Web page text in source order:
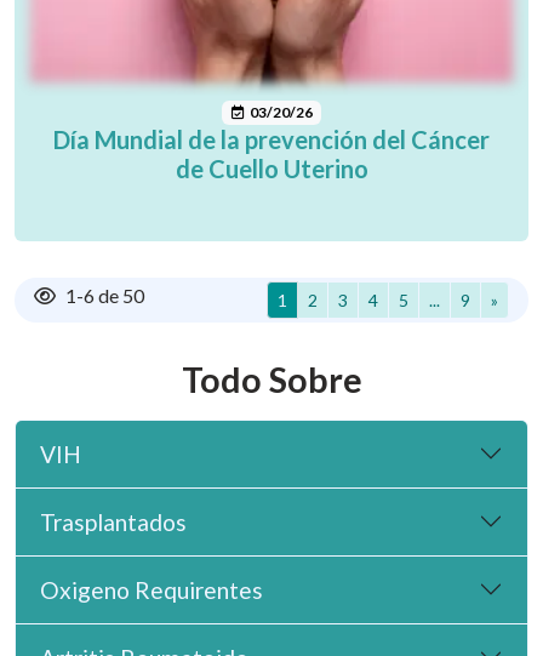
03/20/26
Día Mundial de la prevención del Cáncer
de Cuello Uterino
1 (Página actual)
Ir a la página
2 Ir a la página
3 Ir a la página
4 Ir a la página
5 ... Ir a la
9 »
1-6de 50
Todo Sobre
VIH
Trasplantados
Oxigeno Requirentes